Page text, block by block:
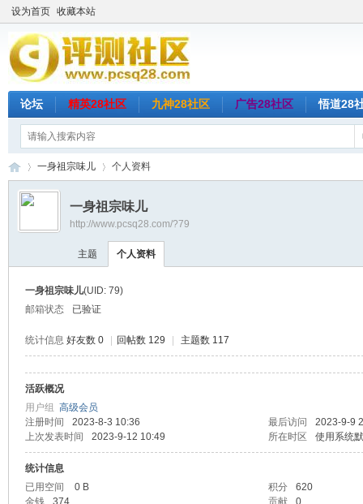
设为首页 收藏本站
论坛 精英28社区 九神28社区 广告28社区 悟道28
›
一身祖宗味儿 个人资料
一身祖宗味儿
http://www.pcsq28.com/?79
主题 个人资料
一身祖宗味儿(UID: 79)
邮箱状态
已验证
统计信息 好友数 0 回帖数 129 主题数 117
活跃概况
用户组 高级会员
注册时间
2023-8-3 10:36 最后访问
2023-9-9
上次发表时间
2023-9-12 10:49 所在时区 使用系统
统计信息
已用空间
0 B 积分
620
金钱
374 贡献 0